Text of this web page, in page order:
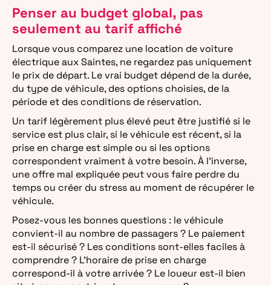
Penser au budget global, pas
seulement au tarif affiché
Lorsque vous comparez une location de voiture
électrique aux Saintes, ne regardez pas uniquement
le prix de départ. Le vrai budget dépend de la durée,
du type de véhicule, des options choisies, de la
période et des conditions de réservation.
Un tarif légèrement plus élevé peut être justifié si le
service est plus clair, si le véhicule est récent, si la
prise en charge est simple ou si les options
correspondent vraiment à votre besoin. À l’inverse,
une offre mal expliquée peut vous faire perdre du
temps ou créer du stress au moment de récupérer le
véhicule.
Posez-vous les bonnes questions : le véhicule
convient-il au nombre de passagers ? Le paiement
est-il sécurisé ? Les conditions sont-elles faciles à
comprendre ? L’horaire de prise en charge
correspond-il à votre arrivée ? Le loueur est-il bien